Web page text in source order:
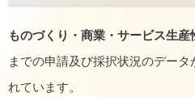
ものづくり・商業・サービス生
までの申請及び採択状況のデー
れています。